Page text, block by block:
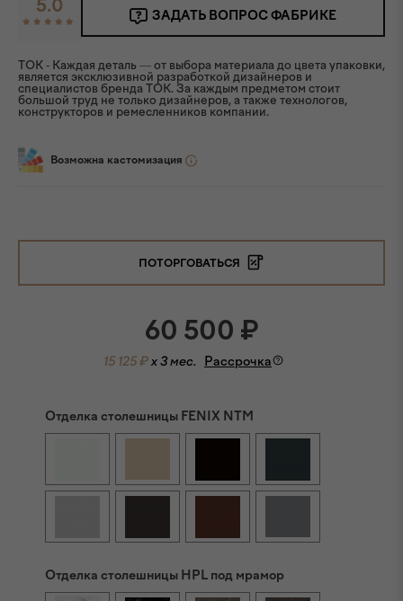
5.0 ЗАДАТЬ ВОПРОС ФАБРИКЕ
TOK - Каждая деталь — от выбора материала до цвета упаковки,
является эксклюзивной разработкой дизайнеров и
специалистов бренда ТОК. За каждым предметом стоит
большой труд не только дизайнеров, а также технологов,
конструкторов и ремесленников компании.
Возможна кастомизация
ПОТОРГОВАТЬСЯ
60 500 ₽
15 125 ₽x 3 мес. Рассрочка
Отделка столешницы FENIX NTM
Отделка столешницы HPL под мрамор